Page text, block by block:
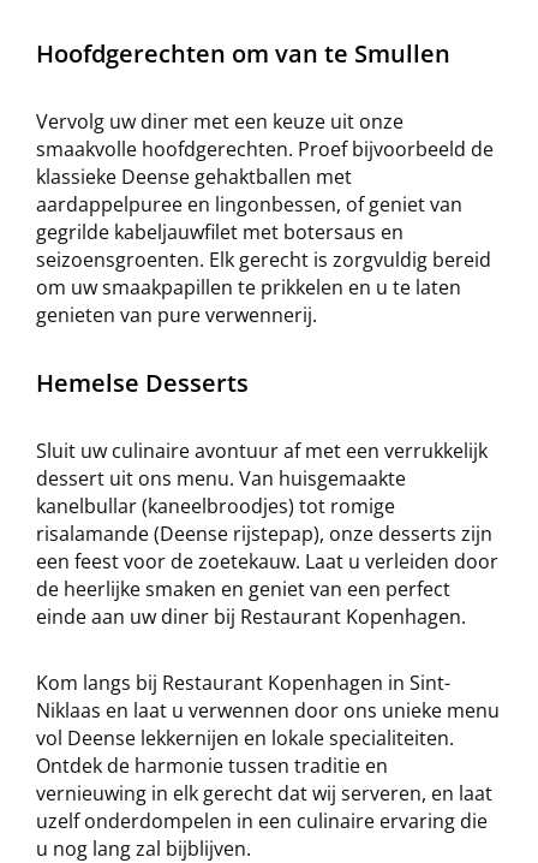
Hoofdgerechten om van te Smullen
Vervolg uw diner met een keuze uit onze
smaakvolle hoofdgerechten. Proef bijvoorbeeld de
klassieke Deense gehaktballen met
aardappelpuree en lingonbessen, of geniet van
gegrilde kabeljauwfilet met botersaus en
seizoensgroenten. Elk gerecht is zorgvuldig bereid
om uw smaakpapillen te prikkelen en u te laten
genieten van pure verwennerij.
Hemelse Desserts
Sluit uw culinaire avontuur af met een verrukkelijk
dessert uit ons menu. Van huisgemaakte
kanelbullar (kaneelbroodjes) tot romige
risalamande (Deense rijstepap), onze desserts zijn
een feest voor de zoetekauw. Laat u verleiden door
de heerlijke smaken en geniet van een perfect
einde aan uw diner bij Restaurant Kopenhagen.
Kom langs bij Restaurant Kopenhagen in Sint-
Niklaas en laat u verwennen door ons unieke menu
vol Deense lekkernijen en lokale specialiteiten.
Ontdek de harmonie tussen traditie en
vernieuwing in elk gerecht dat wij serveren, en laat
uzelf onderdompelen in een culinaire ervaring die
u nog lang zal bijblijven.